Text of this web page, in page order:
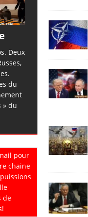
Deux
du
» du
pour
chaine
de